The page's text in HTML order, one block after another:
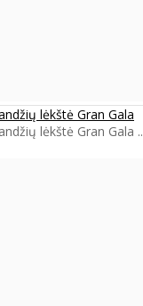
lėkštė Gran Gala
lėkštė Gran Gala ..